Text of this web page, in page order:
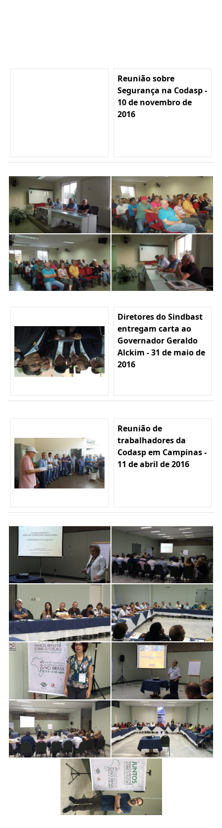
Reunião sobre
Segurança na Codasp -
10 de novembro de
2016
Diretores do Sindbast
entregam carta ao
Governador Geraldo
Alckim - 31 de maio de
2016
Reunião de
trabalhadores da
Codasp em Campinas -
11 de abril de 2016